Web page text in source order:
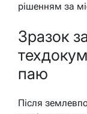
рішенням за
Зразок
паю
Після